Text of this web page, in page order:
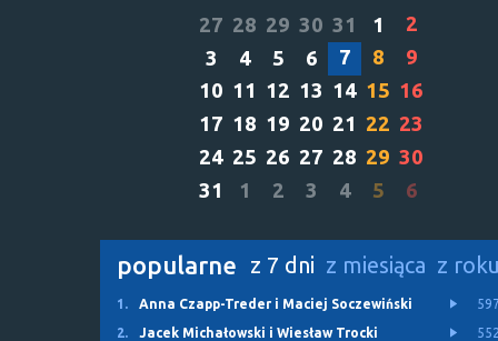
27 28 29 30 31 1
2
3
4 5 6 7 8
9
10 11 12 13 14 15 16
17 18 19 20 21 22 23
24 25 26 27 28 29 30
31
1 2 3 4 5 6
popularne z 7 dni z miesiąca z
1. Anna Czapp-Treder i Maciej Soczewiński
2.
Jacek Michałowski i Wiesław Trocki